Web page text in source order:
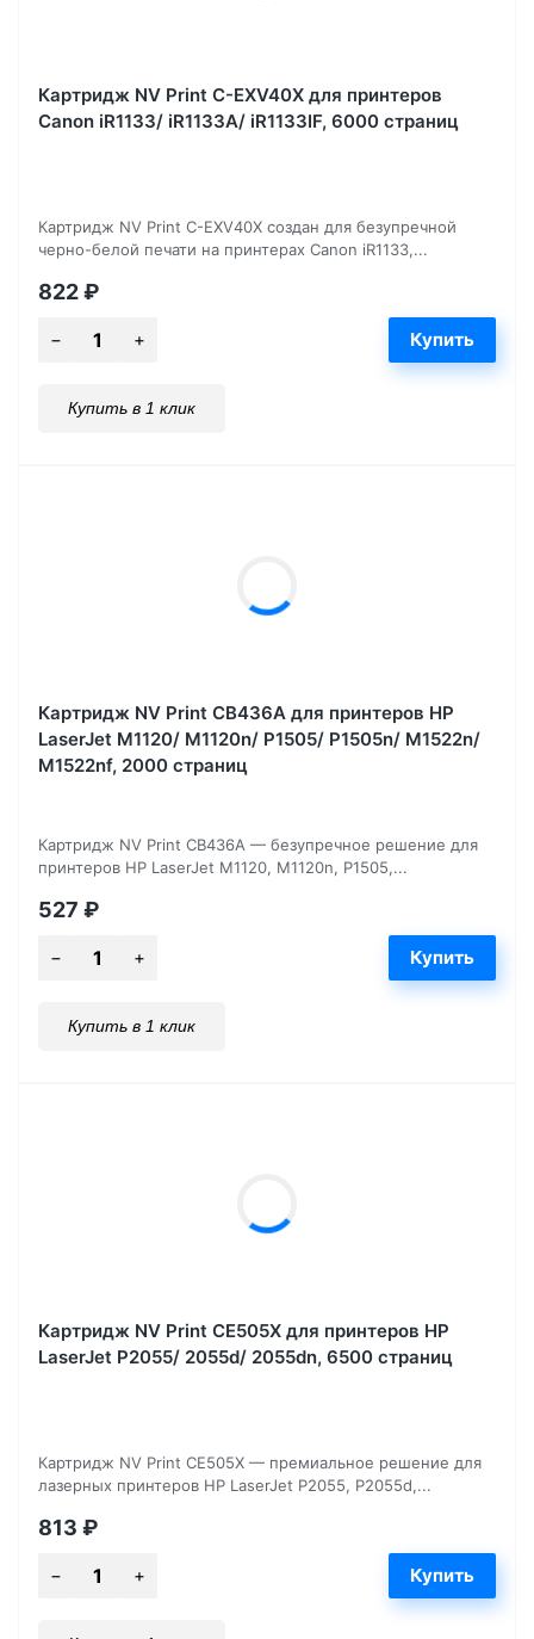
Картридж NV Print C-EXV40X для принтеров
Canon iR1133/ iR1133A/ iR1133IF, 6000 страниц
Картридж NV Print C-EXV40X создан для безупречной
черно-белой печати на принтерах Canon iR1133,...
822₽
Купить в 1 клик
Картридж NV Print CB436A для принтеров HP
LaserJet M1120/ M1120n/ P1505/ P1505n/ M1522n/
M1522nf, 2000 страниц
Картридж NV Print CB436A — безупречное решение для
принтеров HP LaserJet M1120, M1120n, P1505,...
527 ₽
Купить в 1 клик
Картридж NV Print CE505X для принтеров HP
LaserJet P2055/ 2055d/ 2055dn, 6500 страниц
Картридж NV Print CE505X — премиальное решение для
лазерных принтеров HP LaserJet P2055, P2055d,...
813 ₽